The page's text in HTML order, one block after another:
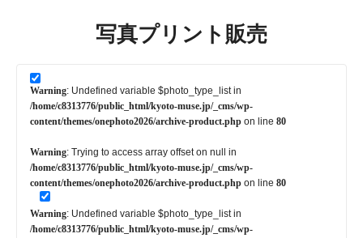
写真プリント販売
Warning: Undefined variable $photo_type_list in
/home/c8313776/public_html/kyoto-muse.jp/_cms/wp-
content/themes/onephoto2026/archive-product.php on line 80
Warning: Trying to access array offset on null in
/home/c8313776/public_html/kyoto-muse.jp/_cms/wp-
content/themes/onephoto2026/archive-product.php on line 80
Warning: Undefined variable $photo_type_list in
/home/c8313776/public_html/kyoto-muse.jp/_cms/wp-